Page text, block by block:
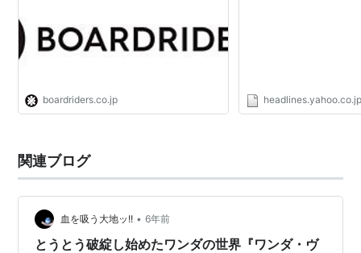
boardriders.co.jp
関連ブログ
血を吸う大地ッ!! • 6年前
とうとう破綻し始めたワンダの世界『ワンダ・ヴ